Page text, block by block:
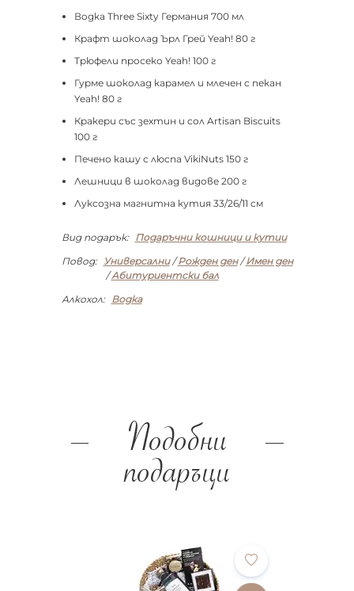
Водка Three Sixty Германия 700 мл
Крафт шоколад Ърл Грей Yeah! 80 г
Трюфели просеко Yeah! 100 г
Гурме шоколад карамел и млечен с пекан
Yeah! 80 г
Кракери със зехтин и сол Artisan Biscuits
100 г
Печено кашу с люспа VikiNuts 150 г
Лешници в шоколад видове 200 г
Луксозна магнитна кутия 33/26/11 см
Вид подарък:
Подаръчни кошници и кутии
Повод:
Универсални/Рожден ден/Имен ден
/Абитуриентски бал
Алкохол:
Водка
Подобни
подаръци